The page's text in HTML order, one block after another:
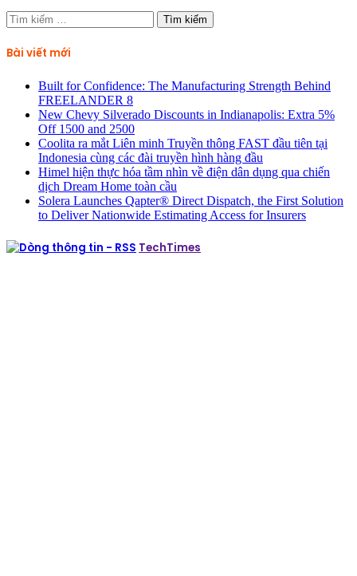
Tìm
kiếm
cho:
Bài viết mới
Built for Confidence: The Manufacturing Strength Behind
FREELANDER 8
New Chevy Silverado Discounts in Indianapolis: Extra 5%
Off 1500 and 2500
Coolita ra mắt Liên minh Truyền thông FAST đầu tiên tại
Indonesia cùng các đài truyền hình hàng đầu
Himel hiện thực hóa tầm nhìn về điện dân dụng qua chiến
dịch Dream Home toàn cầu
Solera Launches Qapter® Direct Dispatch, the First Solution
to Deliver Nationwide Estimating Access for Insurers
TechTimes